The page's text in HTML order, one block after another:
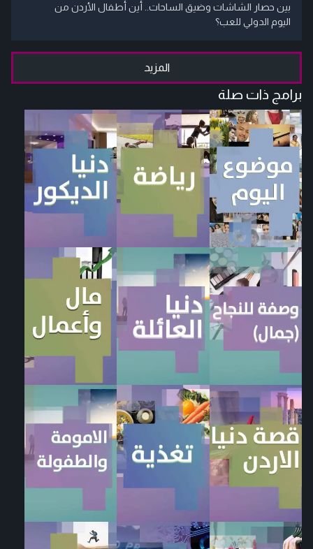
بين حصار الشاشات وضيق الساحات.. أين أطفال الأردن من
اليوم الدولي للعب؟
المزيد
برامج ذات صلة